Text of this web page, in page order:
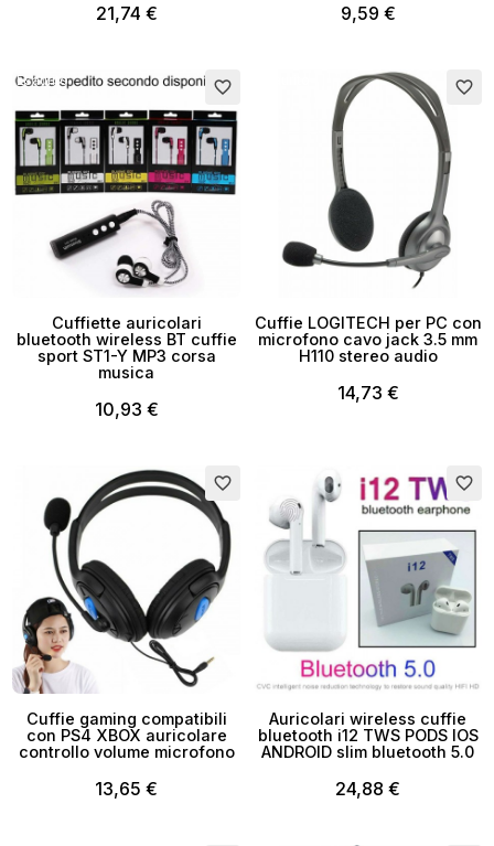
21,74 € 9,59 €
Esaurito favorite_border
Cuffiette auricolari
bluetooth wireless BT cuffie
sport ST1-Y MP3 corsa
musica
10,93 €
favorite_border
Cuffie LOGITECH per PC con
microfono cavo jack 3.5 mm
H110 stereo audio
14,73 €
favorite_border
Cuffie gaming compatibili
con PS4 XBOX auricolare
controllo volume microfono
13,65 €
favorite_border
Auricolari wireless cuffie
bluetooth i12 TWS PODS IOS
ANDROID slim bluetooth 5.0
24,88 €
Crea lista dei desideri
Nome lista dei desideri
Annulla